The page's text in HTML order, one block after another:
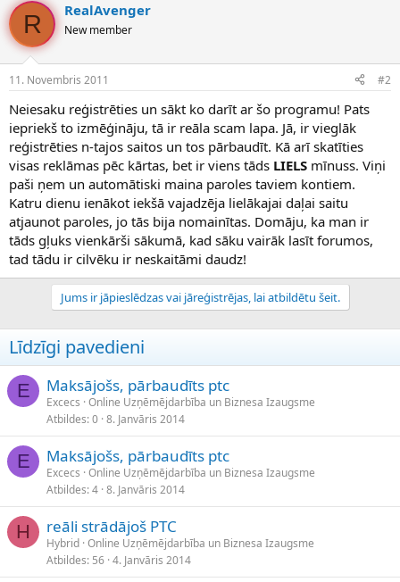
R RealAvenger
New member
11. Novembris 2011 #2
Neiesaku reģistrēties un sākt ko darīt ar šo programu! Pats
iepriekš to izmēģināju, tā ir reāla scam lapa. Jā, ir vieglāk
reģistrēties n-tajos saitos un tos pārbaudīt. Kā arī skatīties
visas reklāmas pēc kārtas, bet ir viens tāds LIELS mīnuss. Viņi
paši ņem un automātiski maina paroles taviem kontiem.
Katru dienu ienākot iekšā vajadzēja lielākajai daļai saitu
atjaunot paroles, jo tās bija nomainītas. Domāju, ka man ir
tāds gļuks vienkārši sākumā, kad sāku vairāk lasīt forumos,
tad tādu ir cilvēku ir neskaitāmi daudz!
Jums ir jāpieslēdzas vai jāreģistrējas, lai atbildētu šeit.
Līdzīgi pavedieni
E Maksājošs, pārbaudīts ptc
Excecs Online Uzņēmējdarbība un Biznesa Izaugsme
Atbildes 0 8. Janvāris 2014
E Maksājošs, pārbaudīts ptc
Excecs Online Uzņēmējdarbība un Biznesa Izaugsme
Atbildes 4 8. Janvāris 2014
H reāli strādājoš PTC
Hybrid Online Uzņēmējdarbība un Biznesa Izaugsme
Atbildes 56 4. Janvāris 2014